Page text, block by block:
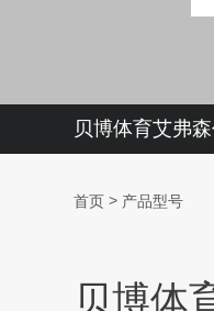
贝博体育艾弗
首页 > 产品型号
贝博体